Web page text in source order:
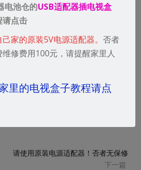
了。
请使用原装电源适配器！否者无保修
下一篇
电池仓的USB适配器插电视盒
请点击
家的原装5V电源适配器。否者
修费用100元，请提醒家里人
里的电视盒子教程请点